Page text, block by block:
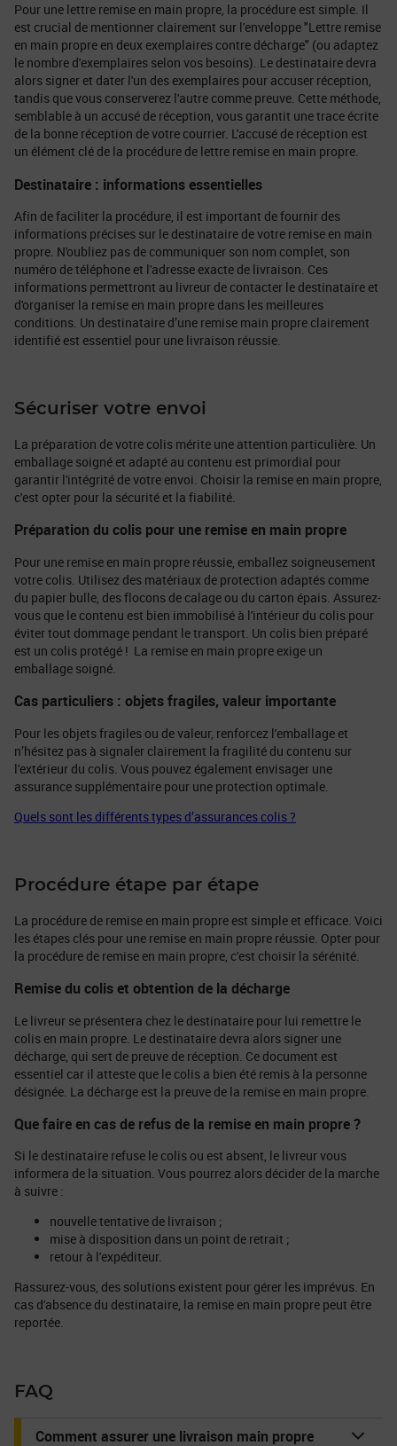
Pour une lettre remise en main propre, la procédure est simple. Il
est crucial de mentionner clairement sur l'enveloppe "Lettre remise
en main propre en deux exemplaires contre décharge" (ou adaptez
le nombre d'exemplaires selon vos besoins). Le destinataire devra
alors signer et dater l'un des exemplaires pour accuser réception,
tandis que vous conserverez l'autre comme preuve. Cette méthode,
semblable à un accusé de réception, vous garantit une trace écrite
de la bonne réception de votre courrier. L'accusé de réception est
un élément clé de la procédure de lettre remise en main propre.
Destinataire : informations essentielles
Afin de faciliter la procédure, il est important de fournir des
informations précises sur le destinataire de votre remise en main
propre. N'oubliez pas de communiquer son nom complet, son
numéro de téléphone et l'adresse exacte de livraison. Ces
informations permettront au livreur de contacter le destinataire et
d'organiser la remise en main propre dans les meilleures
conditions. Un destinataire d’une remise main propre clairement
identifié est essentiel pour une livraison réussie.
Sécuriser votre envoi
La préparation de votre colis mérite une attention particulière. Un
emballage soigné et adapté au contenu est primordial pour
garantir l'intégrité de votre envoi. Choisir la remise en main propre,
c'est opter pour la sécurité et la fiabilité.
Préparation du colis pour une remise en main propre
Pour une remise en main propre réussie, emballez soigneusement
votre colis. Utilisez des matériaux de protection adaptés comme
du papier bulle, des flocons de calage ou du carton épais. Assurez-
vous que le contenu est bien immobilisé à l'intérieur du colis pour
éviter tout dommage pendant le transport. Un colis bien préparé
est un colis protégé ! La remise en main propre exige un
emballage soigné.
Cas particuliers : objets fragiles, valeur importante
Pour les objets fragiles ou de valeur, renforcez l'emballage et
n’hésitez pas à signaler clairement la fragilité du contenu sur
l'extérieur du colis. Vous pouvez également envisager une
assurance supplémentaire pour une protection optimale.
Quels sont les différents types d’assurances colis ?
Procédure étape par étape
La procédure de remise en main propre est simple et efficace. Voici
les étapes clés pour une remise en main propre réussie. Opter pour
la procédure de remise en main propre, c'est choisir la sérénité.
Remise du colis et obtention de la décharge
Le livreur se présentera chez le destinataire pour lui remettre le
colis en main propre. Le destinataire devra alors signer une
décharge, qui sert de preuve de réception. Ce document est
essentiel car il atteste que le colis a bien été remis à la personne
désignée. La décharge est la preuve de la remise en main propre.
Que faire en cas de refus de la remise en main propre ?
Si le destinataire refuse le colis ou est absent, le livreur vous
informera de la situation. Vous pourrez alors décider de la marche
à suivre :
nouvelle tentative de livraison ;
mise à disposition dans un point de retrait ;
retour à l'expéditeur.
Rassurez-vous, des solutions existent pour gérer les imprévus. En
cas d'absence du destinataire, la remise en main propre peut être
reportée.
FAQ
Comment assurer une livraison main propre